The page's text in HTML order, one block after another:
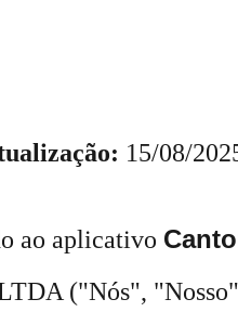
15/08/
ao aplicativo
("Nós",